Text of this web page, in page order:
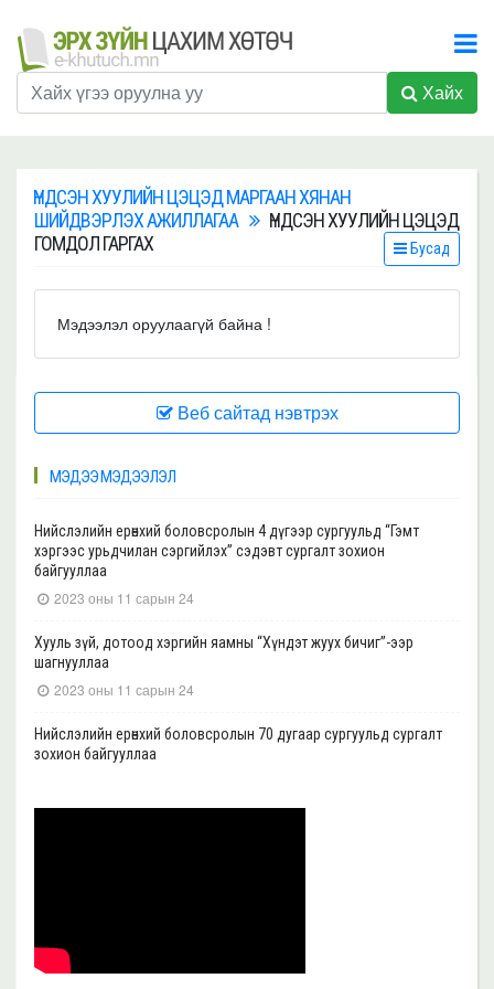
Хайх
ҮНДСЭН ХУУЛИЙН ЦЭЦЭД МАРГААН ХЯНАН
ШИЙДВЭРЛЭХ АЖИЛЛАГАА
ҮНДСЭН ХУУЛИЙН ЦЭЦЭД
ГОМДОЛ ГАРГАХ
Бусад
Мэдээлэл оруулаагүй байна !
Веб сайтад нэвтрэх
МЭДЭЭ МЭДЭЭЛЭЛ
Нийслэлийн ерөнхий боловсролын 4 дүгээр сургуульд “Гэмт
хэргээс урьдчилан сэргийлэх” сэдэвт сургалт зохион
байгууллаа
2023 оны 11 сарын 24
Хууль зүй, дотоод хэргийн яамны “Хүндэт жуух бичиг”-ээр
шагнууллаа
2023 оны 11 сарын 24
Нийслэлийн ерөнхий боловсролын 70 дугаар сургуульд сургалт
зохион байгууллаа
байгууллаа